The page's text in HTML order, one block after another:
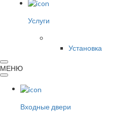
Услуги
Установка
МЕНЮ
Входные двери